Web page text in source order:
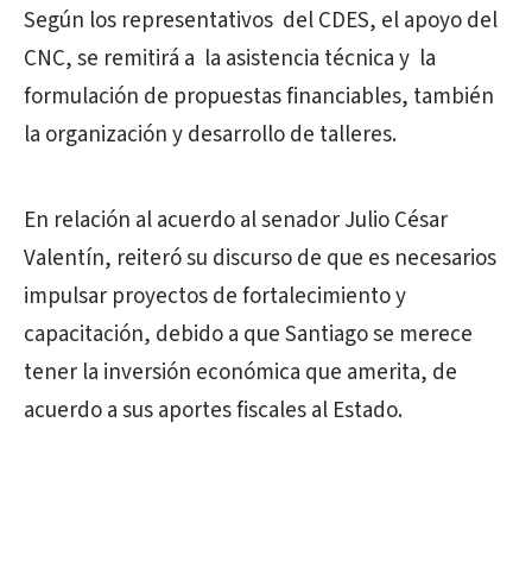
Según los representativos del CDES, el apoyo del
CNC, se remitirá a la asistencia técnica y la
formulación de propuestas financiables, también
la organización y desarrollo de talleres.
En relación al acuerdo al senador Julio César
Valentín, reiteró su discurso de que es necesarios
impulsar proyectos de fortalecimiento y
capacitación, debido a que Santiago se merece
tener la inversión económica que amerita, de
acuerdo a sus aportes fiscales al Estado.